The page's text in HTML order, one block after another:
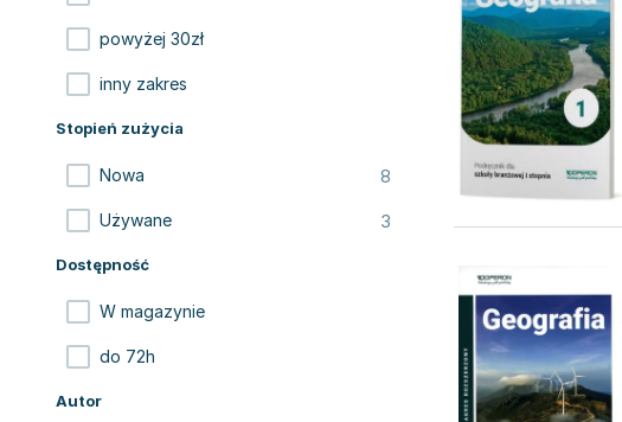
powyżej 30zł
inny zakres
Stopień zużycia
Nowa 8
Używane 3
Dostępność
W magazynie
do 72h
Autor